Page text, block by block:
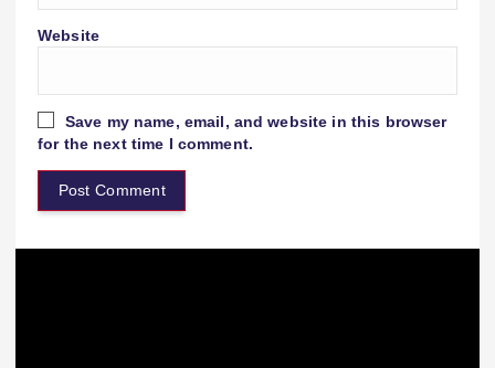
Website
Save my name, email, and website in this browser
for the next time I comment.